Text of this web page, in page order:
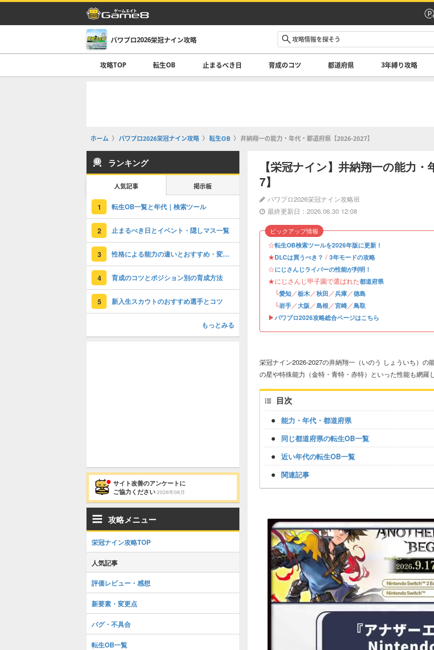
パワプロ2026栄冠ナイン攻略
攻略TOP 転生OB 止まるべき日 育成のコツ 都道府県 3年縛り攻略
ホーム パワプロ2026栄冠ナイン攻略 転生OB 井納翔一の能力・年代・都道府県【2026-2027】
【栄冠ナイン】井納翔一の能力
7】
パワプロ2026栄冠ナイン攻略班
最終更新日：2026.06.30 12:08
☆転生OB検索ツールを2026年版に更新！
★DLCは買うべき？ / 3年モードの攻略
☆にじさんじライバーの性能が判明！
★にじさんじ甲子園で選ばれた都道府県
└愛知／栃木／秋田／兵庫／徳島
└岩手／大阪／島根／宮崎／鳥取
▶︎パワプロ2026攻略総合ページはこちら
ピックアップ情報
栄冠ナイン2026-2027の井納翔一（いのう しょういち）
の星や特殊能力（金特・青特・赤特）といった性能も網羅
目次
能力・年代・都道府県
同じ都道府県の転生OB一覧
近い年代の転生OB一覧
関連記事
ランキング
人気記事 掲示板
1 転生OB一覧と年代｜検索ツール
2 止まるべき日とイベント・隠しマス一覧
3 性格による能力の違いとおすすめ・変え方
4 育成のコツとポジション別の育成方法
5 新入生スカウトのおすすめ選手とコツ
もっとみる
サイト改善のアンケートに
ご協力ください 2026年08月
攻略メニュー
栄冠ナイン攻略TOP
人気記事
評価レビュー・感想
新要素・変更点
バグ・不具合
転生OB一覧